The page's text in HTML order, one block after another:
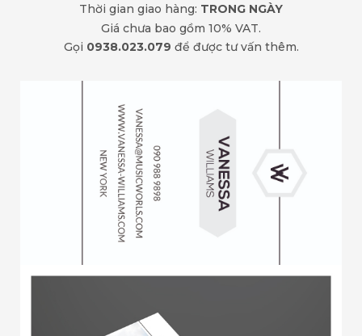
Thời gian giao hàng: TRONG NGÀY
Giá chưa bao gồm 10% VAT.
Gọi 0938.023.079 để được tư vấn thêm.